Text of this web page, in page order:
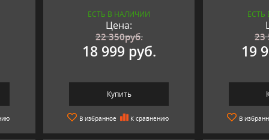
ЕСТЬ В НАЛИЧИИ
Цена:
22 350руб.
18 999 руб.
Купить
В избранное К сравнению
ЕСТЬ
23
19
В